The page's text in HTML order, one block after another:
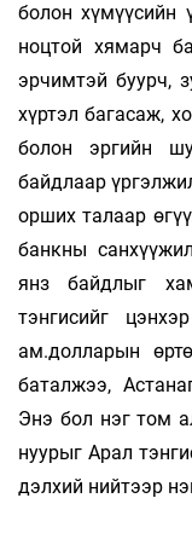
болон хүмүүсийн
ноцтой хямарч
эрчимтэй буурч,
хүртэл багасаж,
болон эргийн
байдлаар
орших талаар
банкны
янз байдлыг
тэнгисийг
ам.долларын
баталжээ,
Энэ бол нэг том
нуурыг Арал
дэлхий нийтээр